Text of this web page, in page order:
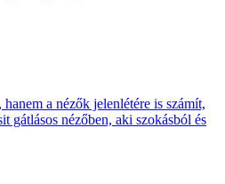
a nézők jelenlétére is számít,
gátlásos nézőben, aki szokásból és